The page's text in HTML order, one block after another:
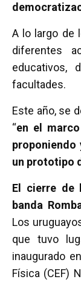
A lo largo de
diferentes
educativos,
facultades.
Este año, se
“en el
un prototipo
El cierre de
banda
Los
que tuvo
inaugurado
Física (CEF)